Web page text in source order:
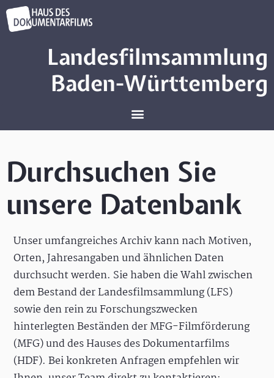
Landesfilmsammlung
Baden-Württemberg
Durchsuchen Sie
unsere Datenbank
Unser umfangreiches Archiv kann nach Motiven,
Orten, Jahresangaben und ähnlichen Daten
durchsucht werden. Sie haben die Wahl zwischen
dem Bestand der Landesfilmsammlung (LFS)
sowie den rein zu Forschungszwecken
hinterlegten Beständen der MFG-Filmförderung
(MFG) und des Hauses des Dokumentarfilms
(HDF). Bei konkreten Anfragen empfehlen wir